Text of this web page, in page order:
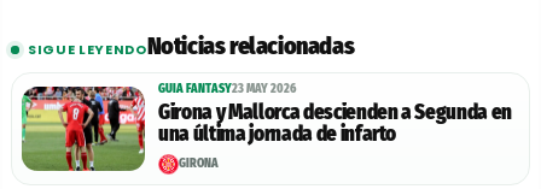
SIGUE LEYENDONoticias relacionadas
GUIA FANTASY23 MAY 2026
Girona y Mallorca descienden a Segunda en
una última jornada de infarto
GIRONA